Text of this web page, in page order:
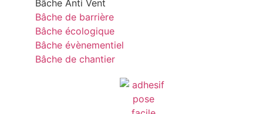
Bâche Anti Vent
Bâche de barrière
Bâche écologique
Bâche évènementiel
Bâche de chantier